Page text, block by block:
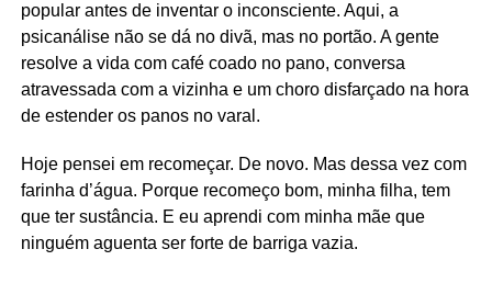
popular antes de inventar o inconsciente. Aqui, a
psicanálise não se dá no divã, mas no portão. A gente
resolve a vida com café coado no pano, conversa
atravessada com a vizinha e um choro disfarçado na hora
de estender os panos no varal.
Hoje pensei em recomeçar. De novo. Mas dessa vez com
farinha d’água. Porque recomeço bom, minha filha, tem
que ter sustância. E eu aprendi com minha mãe que
ninguém aguenta ser forte de barriga vazia.